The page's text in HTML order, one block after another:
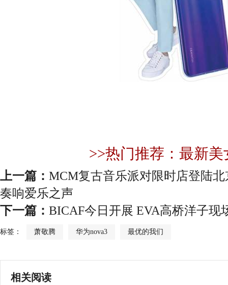
>>热门推荐：最新美
上一篇： MCM复古音乐派对限时店登陆
奏响爱乐之声
下一篇： BICAF今日开展 EVA高桥洋子现
标签： 萧敬腾 华为nova3 最优的我们
相关阅读